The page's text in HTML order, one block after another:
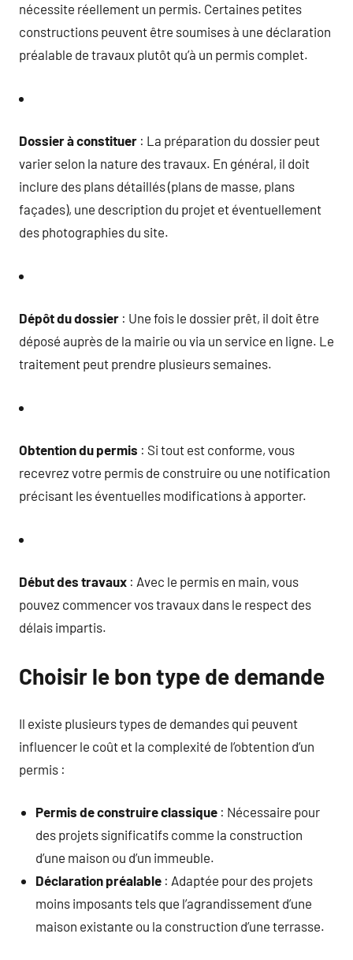
nécessite réellement un permis. Certaines petites
constructions peuvent être soumises à une déclaration
préalable de travaux plutôt qu’à un permis complet.
Dossier à constituer : La préparation du dossier peut
varier selon la nature des travaux. En général, il doit
inclure des plans détaillés (plans de masse, plans
façades), une description du projet et éventuellement
des photographies du site.
Dépôt du dossier : Une fois le dossier prêt, il doit être
déposé auprès de la mairie ou via un service en ligne. Le
traitement peut prendre plusieurs semaines.
Obtention du permis : Si tout est conforme, vous
recevrez votre permis de construire ou une notification
précisant les éventuelles modifications à apporter.
Début des travaux : Avec le permis en main, vous
pouvez commencer vos travaux dans le respect des
délais impartis.
Choisir le bon type de demande
Il existe plusieurs types de demandes qui peuvent
influencer le coût et la complexité de l’obtention d’un
permis :
Permis de construire classique : Nécessaire pour
des projets significatifs comme la construction
d’une maison ou d’un immeuble.
Déclaration préalable : Adaptée pour des projets
moins imposants tels que l’agrandissement d’une
maison existante ou la construction d’une terrasse.